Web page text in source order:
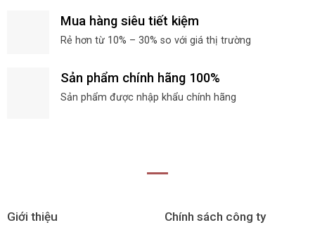
Mua hàng siêu tiết kiệm
Rẻ hơn từ 10% – 30% so với giá thị trường
Sản phẩm chính hãng 100%
Sản phẩm được nhập khẩu chính hãng
Giới thiệu Chính sách công ty